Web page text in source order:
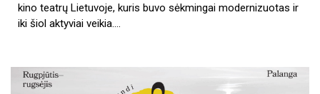
kino teatrų Lietuvoje, kuris buvo sėkmingai modernizuotas ir
iki šiol aktyviai veikia.…